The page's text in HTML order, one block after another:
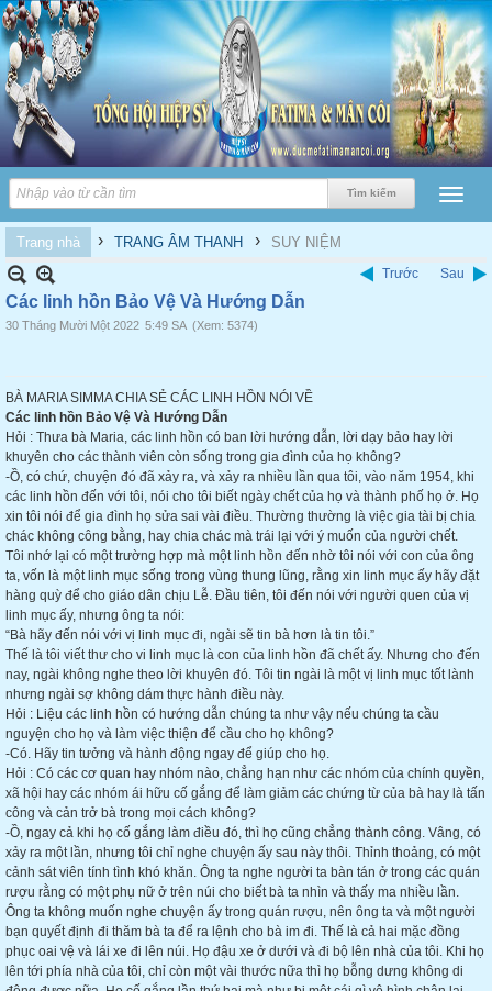
Trang nhà › TRANG ÂM THANH › SUY NIỆM
Trước Sau
Các linh hồn Bảo Vệ Và Hướng Dẫn
30 Tháng Mười Một 2022 5:49 SA (Xem: 5374)
BÀ MARIA SIMMA CHIA SẺ CÁC LINH HỒN NÓI VỀ
Các linh hồn Bảo Vệ Và Hướng Dẫn
Hỏi : Thưa bà Maria, các linh hồn có ban lời hướng dẫn, lời dạy bảo hay lời
khuyên cho các thành viên còn sống trong gia đình của họ không?
-Ồ, có chứ, chuyện đó đã xảy ra, và xảy ra nhiều lần qua tôi, vào năm 1954, khi
các linh hồn đến với tôi, nói cho tôi biết ngày chết của họ và thành phố họ ở. Họ
xin tôi nói để gia đình họ sửa sai vài điều. Thường thường là việc gia tài bị chia
chác không công bằng, hay chia chác mà trái lại với ý muốn của người chết.
Tôi nhớ lại có một trường hợp mà một linh hồn đến nhờ tôi nói với con của ông
ta, vốn là một linh mục sống trong vùng thung lũng, rằng xin linh mục ấy hãy đặt
hàng quỳ để cho giáo dân chịu Lễ. Đầu tiên, tôi đến nói với người quen của vị
linh mục ấy, nhưng ông ta nói:
“Bà hãy đến nói với vị linh mục đi, ngài sẽ tin bà hơn là tin tôi.”
Thế là tôi viết thư cho vi linh mục là con của linh hồn đã chết ấy. Nhưng cho đến
nay, ngài không nghe theo lời khuyên đó. Tôi tin ngài là một vị linh mục tốt lành
nhưng ngài sợ không dám thực hành điều này.
Hỏi : Liệu các linh hồn có hướng dẫn chúng ta như vậy nếu chúng ta cầu
nguyện cho họ và làm việc thiện để cầu cho họ không?
-Có. Hãy tin tưởng và hành động ngay để giúp cho họ.
Hỏi : Có các cơ quan hay nhóm nào, chẳng hạn như các nhóm của chính quyền,
xã hội hay các nhóm ái hữu cố gắng để làm giảm các chứng từ của bà hay là tấn
công và cản trở bà trong mọi cách không?
-Ồ, ngay cả khi họ cố gắng làm điều đó, thì họ cũng chẳng thành công. Vâng, có
xảy ra một lần, nhưng tôi chỉ nghe chuyện ấy sau này thôi. Thỉnh thoảng, có một
cảnh sát viên tính tình khó khăn. Ông ta nghe người ta bàn tán ở trong các quán
rượu rằng có một phụ nữ ở trên núi cho biết bà ta nhìn và thấy ma nhiều lần.
Ông ta không muốn nghe chuyện ấy trong quán rượu, nên ông ta và một người
bạn quyết định đi thăm bà ta để ra lệnh cho bà im đi. Thế là cả hai mặc đồng
phục oai vệ và lái xe đi lên núi. Họ đậu xe ở dưới và đi bộ lên nhà của tôi. Khi họ
lên tới phía nhà của tôi, chỉ còn một vài thước nữa thì họ bỗng dưng không di